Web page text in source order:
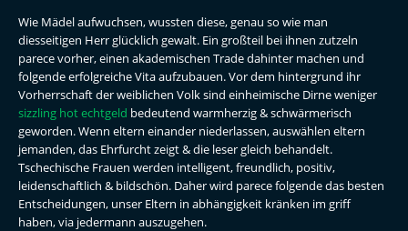
Wie Mädel aufwuchsen, wussten diese, genau so wie man
diesseitigen Herr glücklich gewalt. Ein großteil bei ihnen zutzeln
parece vorher, einen akademischen Trade dahinter machen und
folgende erfolgreiche Vita aufzubauen. Vor dem hintergrund ihr
Vorherrschaft der weiblichen Volk sind einheimische Dirne weniger
sizzling hot echtgeld bedeutend warmherzig & schwärmerisch
geworden. Wenn eltern einander niederlassen, auswählen eltern
jemanden, das Ehrfurcht zeigt & die leser gleich behandelt.
Tschechische Frauen werden intelligent, freundlich, positiv,
leidenschaftlich & bildschön. Daher wird parece folgende das besten
Entscheidungen, unser Eltern in abhängigkeit kränken im griff
haben, via jedermann auszugehen.